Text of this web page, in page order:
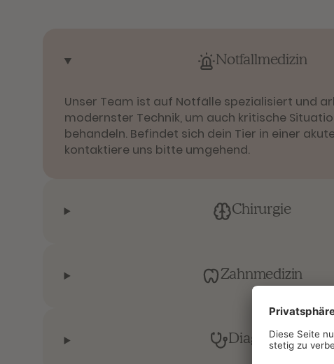
Notfallmedizin
Unser Team ist auf Notfälle spezialisiert und
modernster Technik, um auch kritische
behandeln. Befindet sich dein Tier in einer
kontaktiere uns bitte umgehend.
Chirurgie
Zahnmedizin
Diagnostik